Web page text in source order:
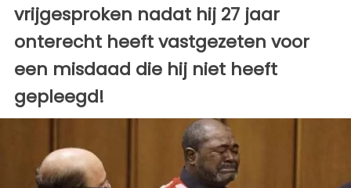
vrijgesproken nadat hij 27 jaar
onterecht heeft vastgezeten voor
een misdaad die hij niet heeft
gepleegd!